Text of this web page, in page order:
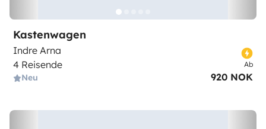
Kastenwagen
Indre Arna
4 Reisende
Neu
Ab
920 NOK